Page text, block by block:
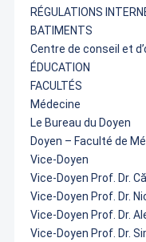
RÉGULATIONS
BATIMENTS
Centre de conseil et
ÉDUCATION
FACULTÉS
Médecine
Le Bureau du Doyen
Doyen – Faculté de
Vice-Doyen
Vice-Doyen Prof. Dr.
Vice-Doyen Prof. Dr.
Vice-Doyen Prof. Dr.
Vice-Doyen Prof. Dr.